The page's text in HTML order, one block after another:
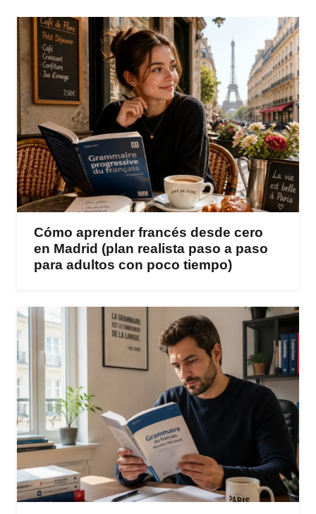
Cómo aprender francés desde cero
en Madrid (plan realista paso a paso
para adultos con poco tiempo)